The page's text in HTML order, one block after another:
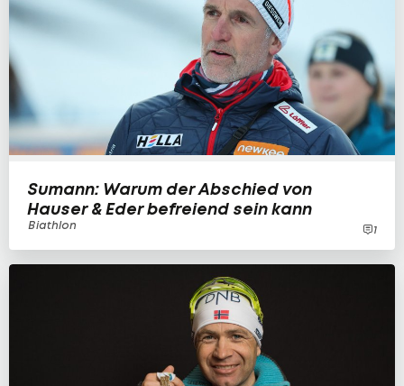
Sumann: Warum der Abschied von
Hauser & Eder befreiend sein kann
Biathlon 1